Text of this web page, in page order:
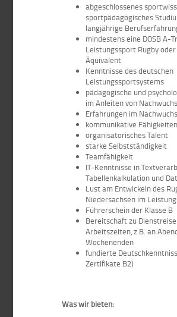
abgeschlossenes
sportpädagogisches
langjährige
mindestens eine DOSB A-
Leistungssport Rugby
Äquivalent
Kenntnisse des deutschen
Leistungssportsystems
pädagogische und
im Anleiten von
Erfahrungen im
kommunikative Fähigkeiten
organisatorisches Talent
starke Selbstständigkeit
Teamfähigkeit
IT-Kenntnisse in
Tabellenkalkulation und
Lust am Entwickeln des
Niedersachsen im
Führerschein der Klasse B
Bereitschaft zu
Arbeitszeiten, z.B. an
Wochenenden
fundierte
Zertifikate B2)
Was wir bieten: